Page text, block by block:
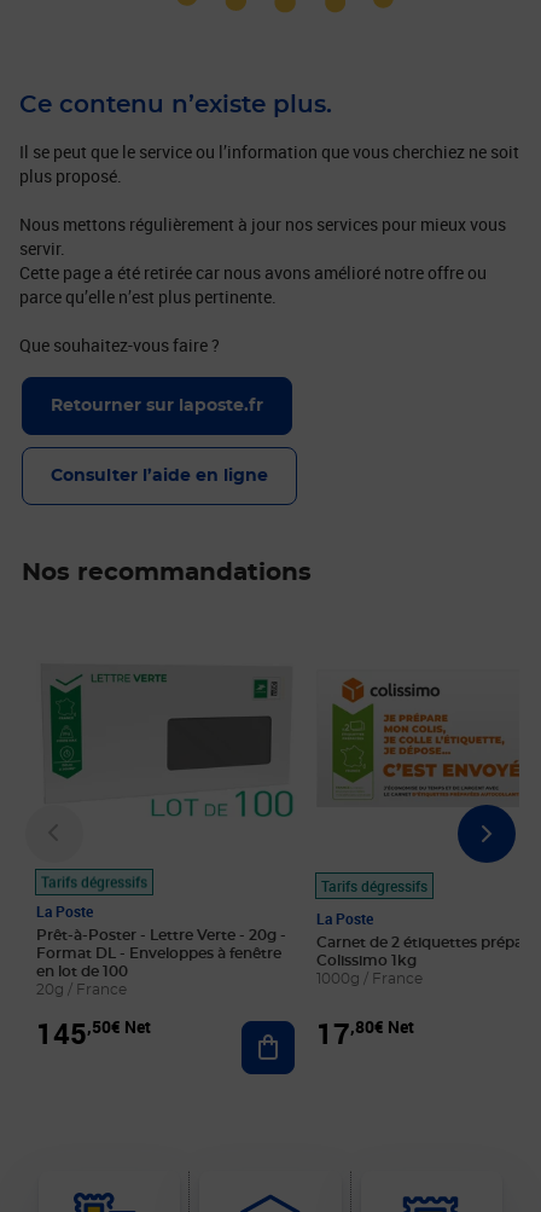
Ce contenu n’existe plus.
Il se peut que le service ou l’information que vous cherchiez ne soit
plus proposé.
Nous mettons régulièrement à jour nos services pour mieux vous
servir.
Cette page a été retirée car nous avons amélioré notre offre ou
parce qu’elle n’est plus pertinente.
Que souhaitez-vous faire ?
Retourner sur laposte.fr
Consulter l’aide en ligne
Nos recommandations
Tarifs dégressifs
La Poste
Prêt-à-Poster - Lettre Verte - 20g -
Format DL - Enveloppes à fenêtre
en lot de 100
20g / France
145,50€ Net Ajouter au panier
Tarifs dégressifs
La Poste
Carnet de 2 étiquettes
Colissimo 1kg
1000g / France
17,80€ Net